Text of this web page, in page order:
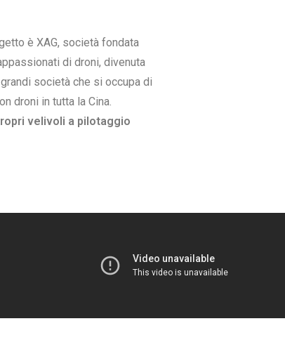
è XAG, società fondata
di droni, divenuta
società che si occupa di
droni in tutta la Cina.
velivoli a pilotaggio